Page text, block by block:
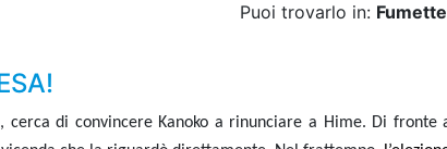
Puoi trovarlo in:
cerca di convincere Kanoko a rinunciare a Hime. Di